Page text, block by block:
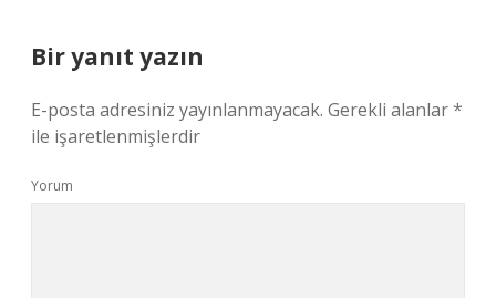
Bir yanıt yazın
E-posta adresiniz yayınlanmayacak. Gerekli alanlar*
ile işaretlenmişlerdir
Yorum